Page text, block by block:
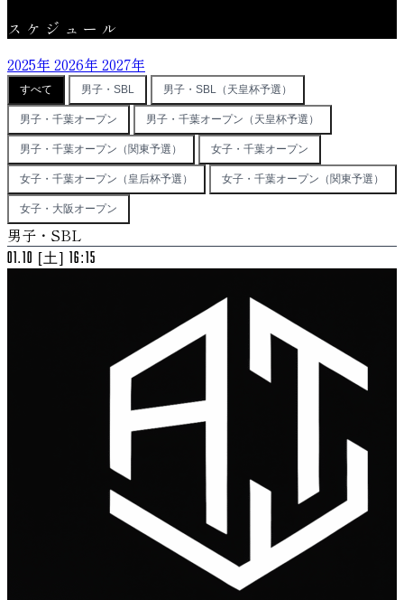
選手
チームスタッフ
最新情報
スケジュール
ACADEMY
アカデミー
CSR
社会貢献
スケジュール
2025年 2026年 2027年
すべて 男子・SBL 男子・SBL（天皇杯予選）
男子・千葉オープン 男子・千葉オープン（天皇杯予選）
男子・千葉オープン（関東予選） 女子・千葉オープン
女子・千葉オープン（皇后杯予選） 女子・千葉オープン（関東予選）
女子・大阪オープン
男子・SBL
01.10 [土] 16:15